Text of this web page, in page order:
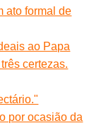
ato formal de
ao Papa
certezas.
por ocasião da